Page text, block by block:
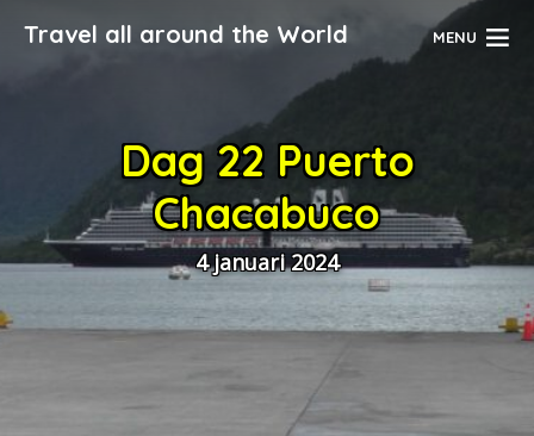
Travel all around the World MENU
Dag 22 Puerto
Chacabuco
4 januari 2024